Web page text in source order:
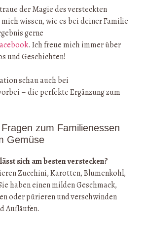
der Magie des versteckten
wissen, wie es bei deiner Familie
gerne
. Ich freue mich immer über
und Geschichten!
schau auch bei
– die perfekte Ergänzung zum
zum Familienessen
Gemüse
sich am besten verstecken?
Zucchini, Karotten, Blumenkohl,
haben einen milden Geschmack,
oder pürieren und verschwinden
Aufläufen.